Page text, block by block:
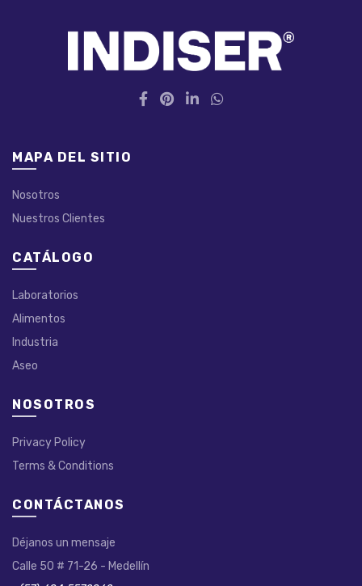
MAPA DEL SITIO
Nosotros
Nuestros Clientes
CATÁLOGO
Laboratorios
Alimentos
Industria
Aseo
NOSOTROS
Privacy Policy
Terms & Conditions
CONTÁCTANOS
Déjanos un mensaje
Calle 50 # 71-26 - Medellín